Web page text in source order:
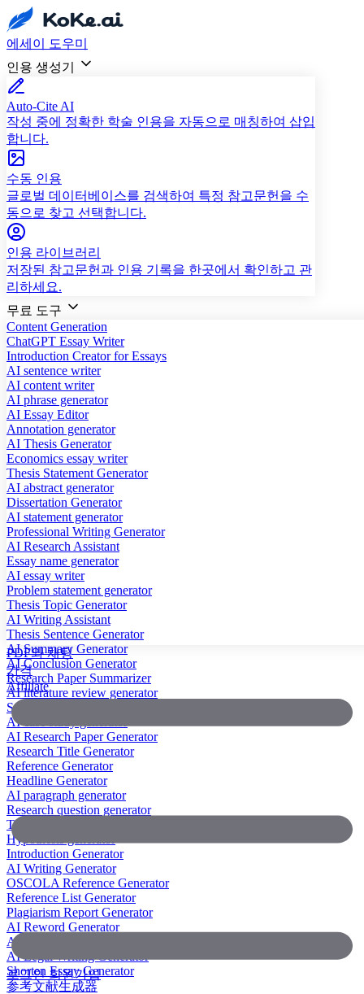
에세이 도우미
인용 생성기
Auto-Cite AI
작성 중에 정확한 학술 인용을 자동으로 매칭하여 삽입
합니다.
수동 인용
글로벌 데이터베이스를 검색하여 특정 참고문헌을 수
동으로 찾고 선택합니다.
인용 라이브러리
저장된 참고문헌과 인용 기록을 한곳에서 확인하고 관
리하세요.
무료 도구
Content Generation
ChatGPT Essay Writer
Introduction Creator for Essays
AI sentence writer
AI content writer
AI phrase generator
AI Essay Editor
Annotation generator
AI Thesis Generator
Economics essay writer
Thesis Statement Generator
AI abstract generator
Dissertation Generator
AI statement generator
Professional Writing Generator
AI Research Assistant
Essay name generator
AI essay writer
Problem statement generator
Thesis Topic Generator
AI Writing Assistant
Thesis Sentence Generator
AI Summary Generator
AI Conclusion Generator
Research Paper Summarizer
AI literature review generator
Scientific Paper Summarizer
AI case study generator
AI Research Paper Generator
Research Title Generator
Reference Generator
Headline Generator
AI paragraph generator
Research question generator
Thesis paragraph generator
Hypothesis generator
Introduction Generator
AI Writing Generator
OSCOLA Reference Generator
Reference List Generator
Plagiarism Report Generator
AI Reword Generator
AI Bullet Point Generator
AI Legal Writing Generator
Shorten Essay Generator
参考文献生成器
PDF와 채팅
가격
Affiliate
로그인회원가입